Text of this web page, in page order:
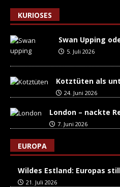
KURIOSES
Swan Upping
5. Juli 2026
Kotztüten als
24. Juni 2026
London – nackte
7. Juni 2026
EUROPA
Wildes Estland: Europas
21. Juli 2026